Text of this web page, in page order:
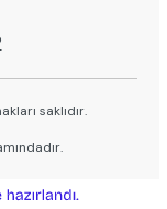
saklıdır.